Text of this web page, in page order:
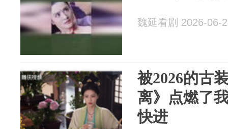
魏延看剧 2026-06-
被2026的古
离》点燃了
快进